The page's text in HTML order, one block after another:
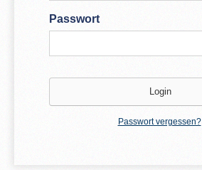
Passwort
Passwort vergessen?